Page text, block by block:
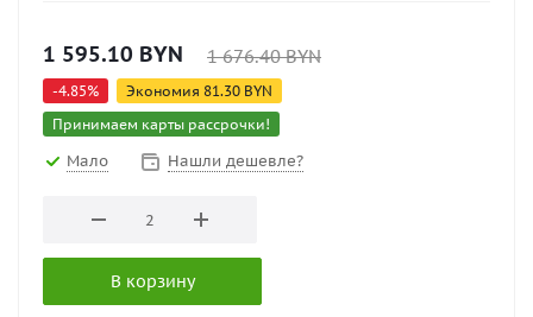
1 595.10 BYN 1 676.40BYN
-4.85% Экономия 81.30 BYN
Принимаем карты рассрочки!
Мало Нашли дешевле?
В корзину